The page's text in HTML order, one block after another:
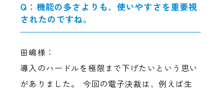
Q：機能の多さよりも、使いやすさを重要視
されたのですね。
田嶋様：
導入のハードルを極限まで下げたいという思い
がありました。 今回の電子決裁は、例えば生